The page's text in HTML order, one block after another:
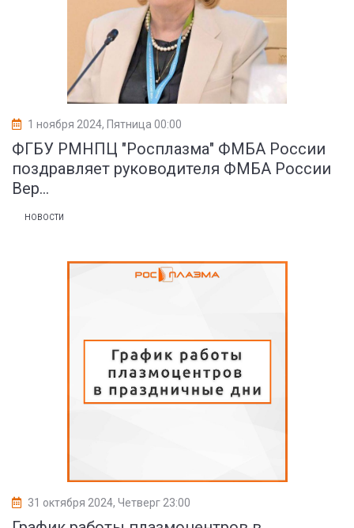
1 ноября 2024, Пятница 00:00
ФГБУ РМНПЦ "Росплазма" ФМБА России
поздравляет руководителя ФМБА России
Вер...
НОВОСТИ
31 октября 2024, Четверг 23:00